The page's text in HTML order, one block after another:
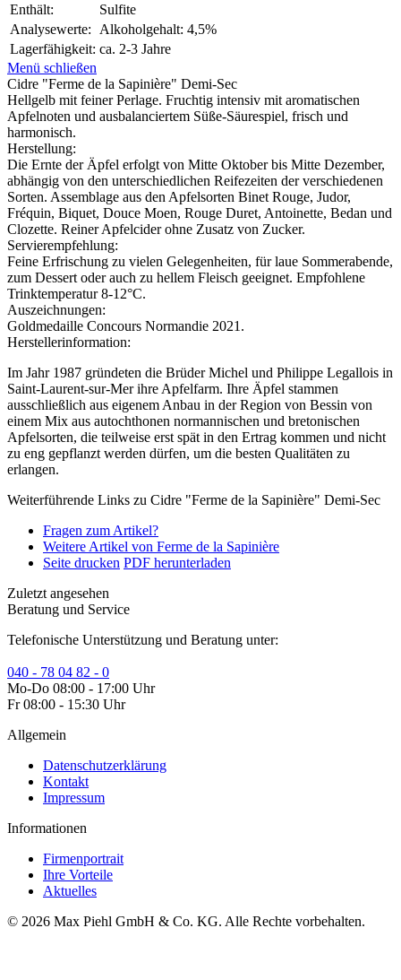
Enthält:
Sulfite
Analysewerte:
Alkoholgehalt: 4,5%
Lagerfähigkeit: ca. 2-3 Jahre
Menü schließen
Cidre "Ferme de la Sapinière" Demi-Sec
Hellgelb mit feiner Perlage. Fruchtig intensiv mit aromatischen
Apfelnoten und ausbalanciertem Süße-Säurespiel, frisch und
harmonisch.
Herstellung:
Die Ernte der Äpfel erfolgt von Mitte Oktober bis Mitte Dezember,
abhängig von den unterschiedlichen Reifezeiten der verschiedenen
Sorten. Assemblage aus den Apfelsorten Binet Rouge, Judor,
Fréquin, Biquet, Douce Moen, Rouge Duret, Antoinette, Bedan und
Clozette. Reiner Apfelcider ohne Zusatz von Zucker.
Servierempfehlung:
Feine Erfrischung zu vielen Gelegenheiten, für laue Sommerabende,
zum Dessert oder auch zu hellem Fleisch geeignet. Empfohlene
Trinktemperatur 8-12°C.
Auszeichnungen:
Goldmedaille Concours Normandie 2021.
Herstellerinformation:
Im Jahr 1987 gründeten die Brüder Michel und Philippe Legallois in
Saint-Laurent-sur-Mer ihre Apfelfarm. Ihre Äpfel stammen
ausschließlich aus eigenem Anbau in der Region von Bessin von
einem Mix aus autochthonen normannischen und bretonischen
Apfelsorten, die teilweise erst spät in den Ertrag kommen und nicht
zu eng gepflanzt werden dürfen, um die besten Qualitäten zu
erlangen.
Weiterführende Links zu Cidre "Ferme de la Sapinière" Demi-Sec
Fragen zum Artikel?
Weitere Artikel von Ferme de la Sapinière
Seite drucken PDF herunterladen
Zuletzt angesehen
Beratung und Service
Telefonische Unterstützung und Beratung unter:
040 - 78 04 82 - 0
Mo-Do 08:00 - 17:00 Uhr
Fr 08:00 - 15:30 Uhr
Allgemein
Datenschutzerklärung
Kontakt
Impressum
Informationen
Firmenportrait
Ihre Vorteile
Aktuelles
© 2026 Max Piehl GmbH & Co. KG. Alle Rechte vorbehalten.